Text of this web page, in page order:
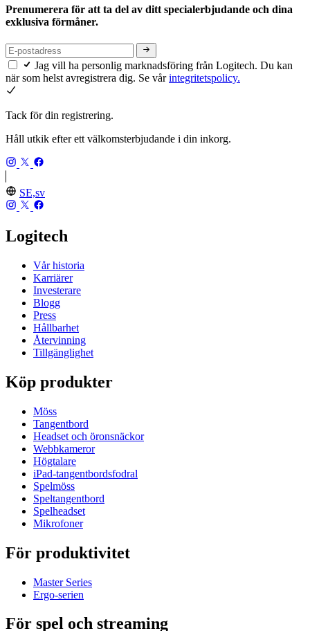
Prenumerera för att ta del av ditt specialerbjudande och dina
exklusiva förmåner.
Jag vill ha personlig marknadsföring från Logitech. Du kan
när som helst avregistrera dig. Se vårintegritetspolicy.
Tack för din registrering.
Håll utkik efter ett välkomsterbjudande i din inkorg.
SE,sv
Logitech
Vår historia
Karriärer
Investerare
Blogg
Press
Hållbarhet
Återvinning
Tillgänglighet
Köp produkter
Möss
Tangentbord
Headset och öronsnäckor
Webbkameror
Högtalare
iPad-tangentbordsfodral
Spelmöss
Speltangentbord
Spelheadset
Mikrofoner
För produktivitet
Master Series
Ergo-serien
För spel och streaming